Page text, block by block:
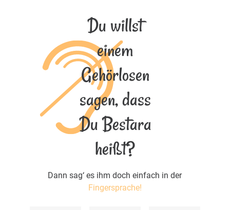
Du willst
einem
Gehörlosen
sagen, dass
Du Bestara
heißt?
Dann sag‘ es ihm doch einfach in der
Fingersprache!